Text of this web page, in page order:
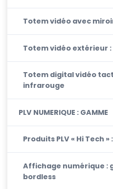
Totem vidéo avec
Totem vidéo extérieur
Totem digital vidéo
infrarouge
PLV NUMERIQUE : GAMME
Produits PLV « Hi Tech
Affichage numérique :
bordless